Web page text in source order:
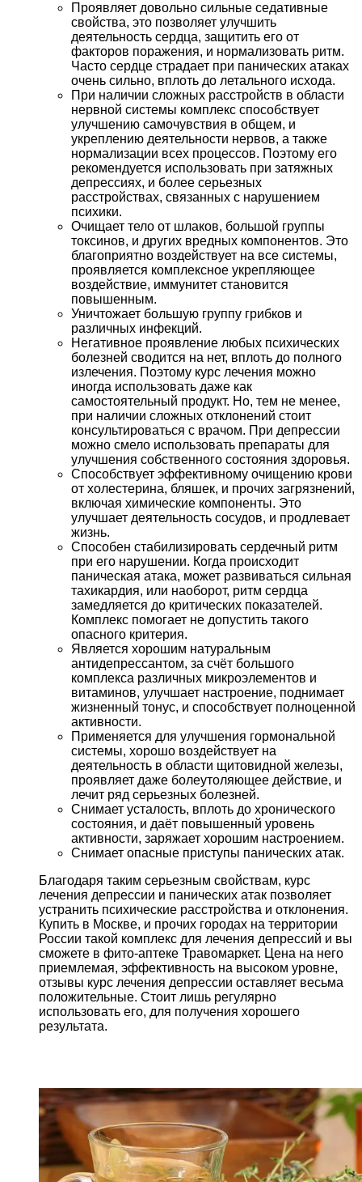
Проявляет довольно сильные седативные
свойства, это позволяет улучшить
деятельность сердца, защитить его от
факторов поражения, и нормализовать ритм.
Часто сердце страдает при панических атаках
очень сильно, вплоть до летального исхода.
При наличии сложных расстройств в области
нервной системы комплекс способствует
улучшению самочувствия в общем, и
укреплению деятельности нервов, а также
нормализации всех процессов. Поэтому его
рекомендуется использовать при затяжных
депрессиях, и более серьезных
расстройствах, связанных с нарушением
психики.
Очищает тело от шлаков, большой группы
токсинов, и других вредных компонентов. Это
благоприятно воздействует на все системы,
проявляется комплексное укрепляющее
воздействие, иммунитет становится
повышенным.
Уничтожает большую группу грибков и
различных инфекций.
Негативное проявление любых психических
болезней сводится на нет, вплоть до полного
излечения. Поэтому курс лечения можно
иногда использовать даже как
самостоятельный продукт. Но, тем не менее,
при наличии сложных отклонений стоит
консультироваться с врачом. При депрессии
можно смело использовать препараты для
улучшения собственного состояния здоровья.
Способствует эффективному очищению крови
от холестерина, бляшек, и прочих загрязнений,
включая химические компоненты. Это
улучшает деятельность сосудов, и продлевает
жизнь.
Способен стабилизировать сердечный ритм
при его нарушении. Когда происходит
паническая атака, может развиваться сильная
тахикардия, или наоборот, ритм сердца
замедляется до критических показателей.
Комплекс помогает не допустить такого
опасного критерия.
Является хорошим натуральным
антидепрессантом, за счёт большого
комплекса различных микроэлементов и
витаминов, улучшает настроение, поднимает
жизненный тонус, и способствует полноценной
активности.
Применяется для улучшения гормональной
системы, хорошо воздействует на
деятельность в области щитовидной железы,
проявляет даже болеутоляющее действие, и
лечит ряд серьезных болезней.
Снимает усталость, вплоть до хронического
состояния, и даёт повышенный уровень
активности, заряжает хорошим настроением.
Снимает опасные приступы панических атак.
Благодаря таким серьезным свойствам, курс
лечения депрессии и панических атак позволяет
устранить психические расстройства и отклонения.
Купить в Москве, и прочих городах на территории
России такой комплекс для лечения депрессий и вы
сможете в фито-аптеке Травомаркет. Цена на него
приемлемая, эффективность на высоком уровне,
отзывы курс лечения депрессии оставляет весьма
положительные. Стоит лишь регулярно
использовать его, для получения хорошего
результата.